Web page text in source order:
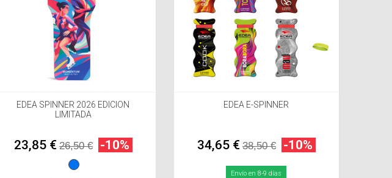
EDEA SPINNER 2026 EDICION
LIMITADA
23,85 € 26,50 € -10%
EDEA E-SPINNER
34,65 € 38,50 € -10%
Envío en 8-9 días